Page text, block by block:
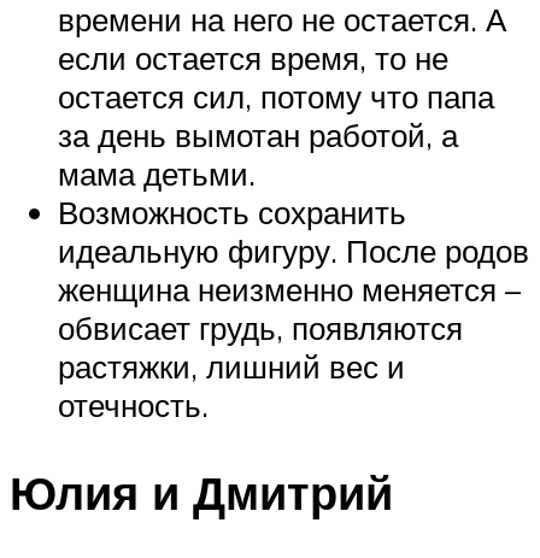
времени на него не остается. А
если остается время, то не
остается сил, потому что папа
за день вымотан работой, а
мама детьми.
Возможность сохранить
идеальную фигуру. После родов
женщина неизменно меняется –
обвисает грудь, появляются
растяжки, лишний вес и
отечность.
Юлия и Дмитрий